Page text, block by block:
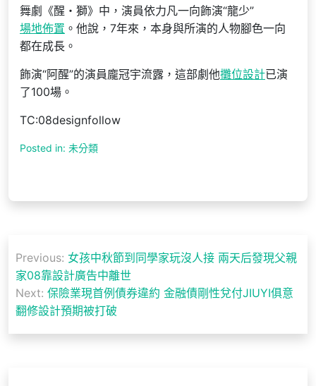
舞劇《醒・獅》中，演員依力凡一向飾演“龍少”
場地佈置 。他說，7年來，本身與所演的人物腳色一向
都在成長。
飾演“阿醒”的演員龐冠宇流露，這部劇他攤位設計已演
了100場。
TC:08designfollow
Posted in: 未分類
章
導
覽
Previous: 女孩中秋節到同學家玩沒人接 兩天后發現父親
家08靠設計廣告中離世
Next: 保險業現首例債券違約 金融債剛性兌付JIUYI俱意
翻修設計預期被打破